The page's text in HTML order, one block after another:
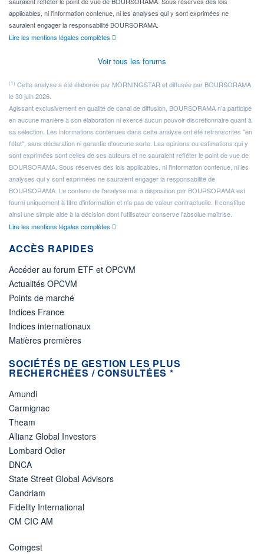
applicables, ni l'information contenue, ni les analyses qui y sont exprimées ne
sauraient engager la responsabilité BOURSORAMA.
Lire les mentions légales complètes
Voir tous les forums
(1) Cette analyse a été élaborée par MORNINGSTAR et diffusée par BOURSORAMA
le 30 juin 2026.
Agissant exclusivement en qualité de canal de diffusion, BOURSORAMA n'a participé
en aucune manière à son élaboration ni exercé aucun pouvoir discrétionnaire quant à
sa sélection. Les informations contenues dans cette analyse ont été retranscrites "en
l'état", sans déclaration ni garantie d'aucune sorte. Les opinions ou estimations qui y
sont exprimées sont celles de ses auteurs et ne sauraient refléter le point de vue de
BOURSORAMA. Sous réserves des lois applicables, ni l'information contenue, ni les
analyses qui y sont exprimées ne sauraient engager la responsabilité de
BOURSORAMA. Le contenu de l'analyse mis à disposition par BOURSORAMA est
fourni uniquement à titre d'information et n'a pas de valeur contractuelle. Il constitue
ainsi une simple aide à la décision dont l'utilisateur conserve l'absolue maîtrise.
Lire les mentions légales complètes
ACCÈS RAPIDES
Accéder au forum ETF et OPCVM
Actualités OPCVM
Points de marché
Indices France
Indices internationaux
Matières premières
SOCIÉTÉS DE GESTION LES PLUS
RECHERCHÉES / CONSULTÉES *
Amundi
Carmignac
Theam
Allianz Global Investors
Lombard Odier
DNCA
State Street Global Advisors
Candriam
Fidelity International
CM CIC AM
Comgest